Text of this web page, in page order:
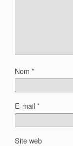
Nom *
E-mail*
Site web